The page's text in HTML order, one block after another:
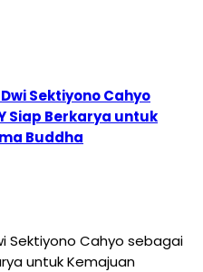
Sektiyono Cahyo
Siap Berkarya untuk
Buddha
Sektiyono Cahyo sebagai
untuk Kemajuan